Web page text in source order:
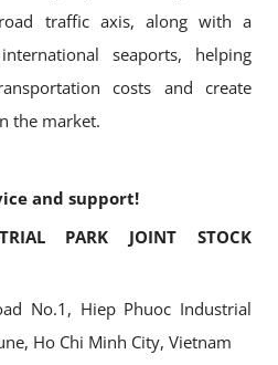
traffic axis, along with a
seaports, helping
costs and create
the market.
and support!
PARK JOINT STOCK
No.1, Hiep Phuoc Industrial
Ho Chi Minh City, Vietnam